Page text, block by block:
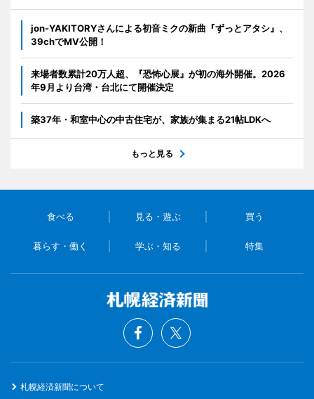
jon-YAKITORYさんによる初音ミクの新曲『ずっとアタシ』、
39chでMV公開！
来場者数累計20万人超、『恐怖心展』が初の海外開催。2026
年9月より台湾・台北にて開催決定
築37年・和室中心の中古住宅が、家族が集まる21帖LDKへ
もっと見る
食べる 見る・遊ぶ 買う
暮らす・働く 学ぶ・知る 特集
札幌経済新聞について